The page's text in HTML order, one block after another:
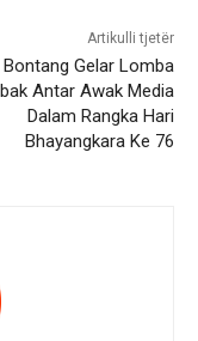
Artikulli tjetër
Gelar Lomba
Antar Awak Media
Dalam Rangka Hari
Bhayangkara Ke 76